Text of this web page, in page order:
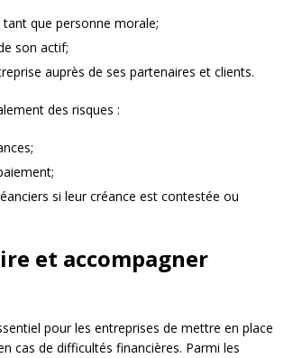
que personne morale;
son actif;
auprès de ses partenaires et clients.
des risques :
si leur créance est contestée ou
et accompagner
pour les entreprises de mettre en place
cas de difficultés financières. Parmi les